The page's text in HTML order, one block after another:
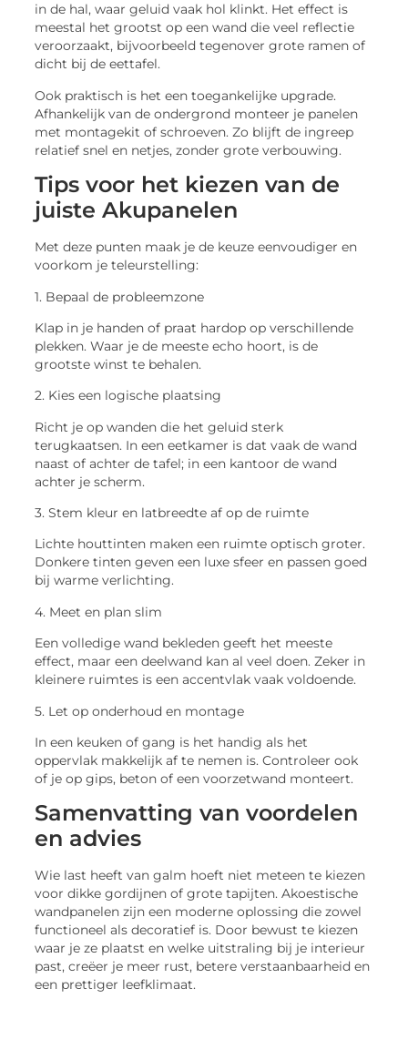
in de hal, waar geluid vaak hol klinkt. Het effect is
meestal het grootst op een wand die veel reflectie
veroorzaakt, bijvoorbeeld tegenover grote ramen of
dicht bij de eettafel.
Ook praktisch is het een toegankelijke upgrade.
Afhankelijk van de ondergrond monteer je panelen
met montagekit of schroeven. Zo blijft de ingreep
relatief snel en netjes, zonder grote verbouwing.
Tips voor het kiezen van de
juiste Akupanelen
Met deze punten maak je de keuze eenvoudiger en
voorkom je teleurstelling:
1. Bepaal de probleemzone
Klap in je handen of praat hardop op verschillende
plekken. Waar je de meeste echo hoort, is de
grootste winst te behalen.
2. Kies een logische plaatsing
Richt je op wanden die het geluid sterk
terugkaatsen. In een eetkamer is dat vaak de wand
naast of achter de tafel; in een kantoor de wand
achter je scherm.
3. Stem kleur en latbreedte af op de ruimte
Lichte houttinten maken een ruimte optisch groter.
Donkere tinten geven een luxe sfeer en passen goed
bij warme verlichting.
4. Meet en plan slim
Een volledige wand bekleden geeft het meeste
effect, maar een deelwand kan al veel doen. Zeker in
kleinere ruimtes is een accentvlak vaak voldoende.
5. Let op onderhoud en montage
In een keuken of gang is het handig als het
oppervlak makkelijk af te nemen is. Controleer ook
of je op gips, beton of een voorzetwand monteert.
Samenvatting van voordelen
en advies
Wie last heeft van galm hoeft niet meteen te kiezen
voor dikke gordijnen of grote tapijten. Akoestische
wandpanelen zijn een moderne oplossing die zowel
functioneel als decoratief is. Door bewust te kiezen
waar je ze plaatst en welke uitstraling bij je interieur
past, creëer je meer rust, betere verstaanbaarheid en
een prettiger leefklimaat.